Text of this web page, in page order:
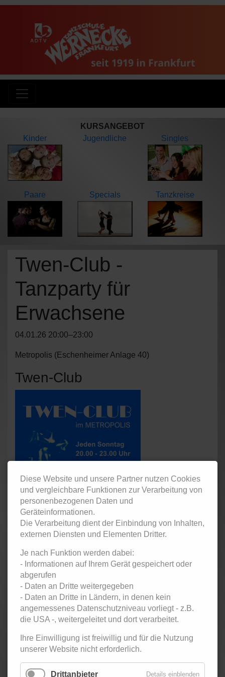
KURSANGEBOT
Kinder
Jugendliche Singles
Paare Specials Tanzkreise
Twen-Club -
Tanzparty für
Erwachsene
04.01.26 20:00–23:00
Metropolis (Eschenheimer Anlage 40)
Twen-Club
Tanzparty im Metropolis für Erwachsene und Singles.
Eintritt:
5,- € Kursteilnehmer / 7,- € Ehemalige Kursteilnehmer
Zurück
< Dezember
Januar 2026 Februar 2026 >
Diese Website und unsere Partner nutzen Cookies
und vergleichbare Funktionen zur Verarbeitung von
personenbezogenen Daten und
Geräteinformationen.
Die Verarbeitung dient der Einbindung von Inhalten,
externen Diensten und Elementen Dritter.
Je nach Funktion werden dabei:
- Informationen auf Ihrem Gerät gespeichert oder
abgerufen
- Daten an Dritte weitergegeben
- Daten an Dritte in Ländern, in denen kein
angemessenes Datenschutzniveau vorliegt - z.B.
die USA -, weitergeleitet und dort verarbeitet.
Ihre Einwilligung ist freiwillig und für die Nutzung
unserer Website nicht erforderlich.
Drittanbieter Details einblenden